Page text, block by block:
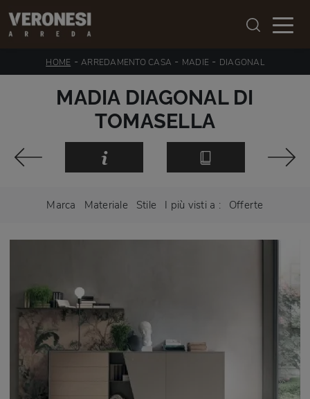
HOME - ARREDAMENTO CASA - MADIE - DIAGONAL
MADIA DIAGONAL DI
TOMASELLA
Marca Materiale Stile I più visti a : Offerte